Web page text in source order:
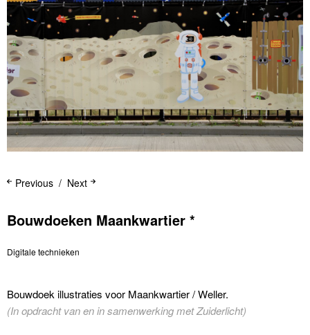
Next
Previous
Bouwdoeken Maankwartier *
Digitale technieken
Bouwdoek illustraties voor Maankwartier / Weller.
(In opdracht van en in samenwerking met Zuiderlicht)